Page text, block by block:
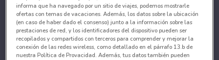
informa que ha navegado por un sitio de viajes, podemos mostrarle
ofertas con temas de vacaciones. Además, los datos sobre la ubicación
(en caso de haber dado el consenso) junto a la información sobre las
prestaciones de red, y los identificadores del dispositivo pueden ser
recopilados y compartidos con terceros para comprender y mejorar la
conexión de las redes wireless, como detallado en el párrafo 13.b de
nuestra Política de Provacidad. Además, tus datos también pueden